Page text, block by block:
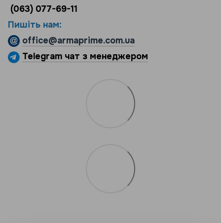
(063) 077-69-11
Пишіть нам:
office@armaprime.com.ua
Telegram чат з менеджером